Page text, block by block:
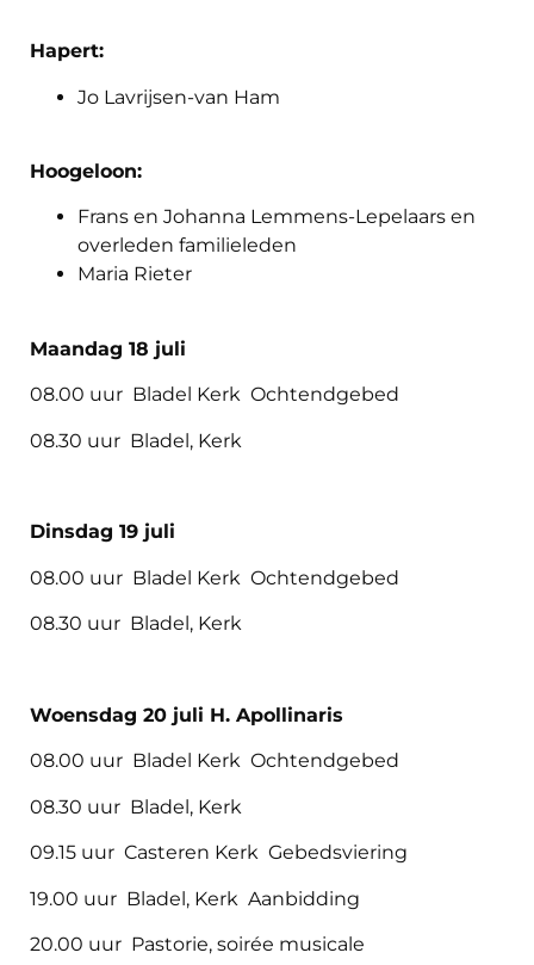
Hapert:
Jo Lavrijsen-van Ham
Hoogeloon:
Frans en Johanna Lemmens-Lepelaars en
overleden familieleden
Maria Rieter
Maandag 18 juli
08.00 uur Bladel Kerk Ochtendgebed
08.30 uur Bladel, Kerk
Dinsdag 19 juli
08.00 uur Bladel Kerk Ochtendgebed
08.30 uur Bladel, Kerk
Woensdag 20 juli H. Apollinaris
08.00 uur Bladel Kerk Ochtendgebed
08.30 uur Bladel, Kerk
09.15 uur Casteren Kerk Gebedsviering
19.00 uur Bladel, Kerk Aanbidding
20.00 uur Pastorie, soirée musicale